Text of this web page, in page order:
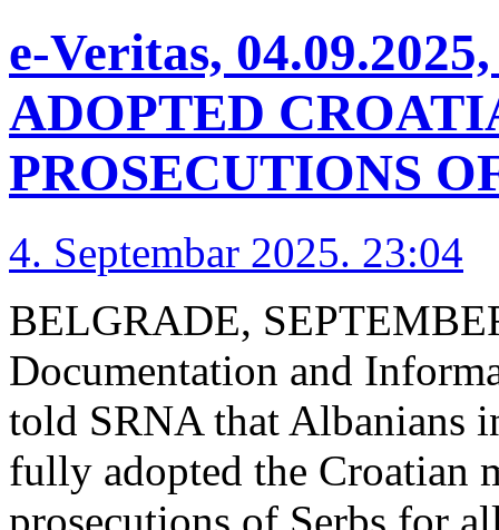
e-Veritas,
ADOPTED
PROSECUTIONS
4. Septembar 2025. 23:04
BELGRADE,
Documentation and
told SRNA that Albanians
fully adopted the Croatian
prosecutions of Serbs for